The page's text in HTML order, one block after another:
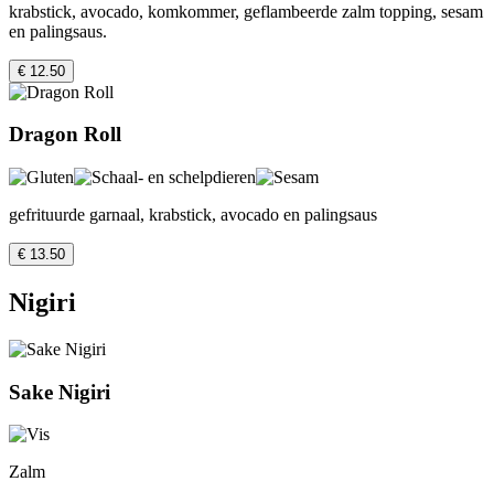
krabstick, avocado, komkommer, geflambeerde zalm topping, sesam
en palingsaus.
€ 12.50
Dragon Roll
gefrituurde garnaal, krabstick, avocado en palingsaus
€ 13.50
Nigiri
Sake Nigiri
Zalm